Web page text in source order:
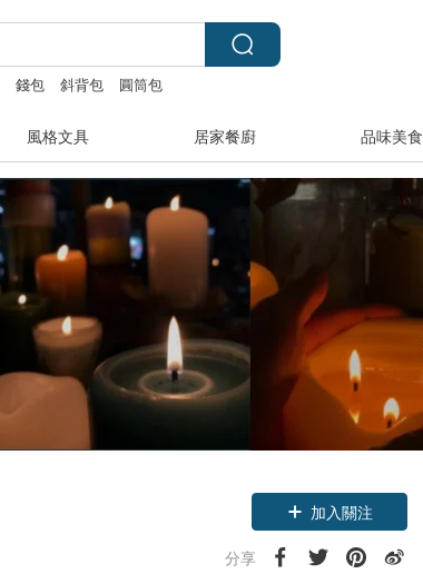
錢包 斜背包 圓筒包
風格文具 居家餐廚 品味美食
加入關注
分享